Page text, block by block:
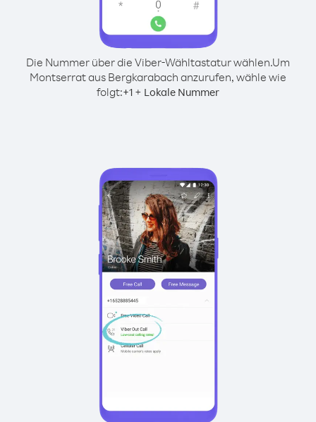
Die Nummer über die Viber-Wähltastatur wählen.Um
Montserrat aus Bergkarabach anzurufen, wähle wie
folgt:+1 + Lokale Nummer